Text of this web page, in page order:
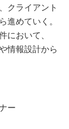
クライアント
進めていく。
において、
情報設計から
ー